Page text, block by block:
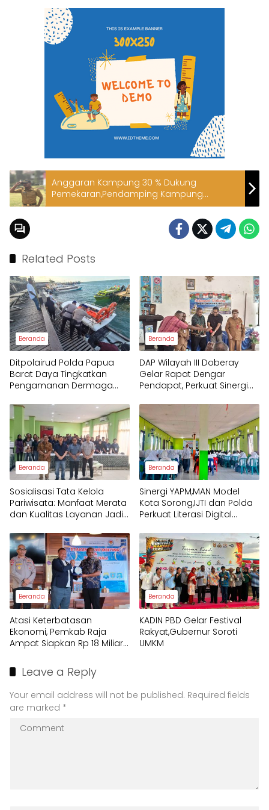
Anggaran Kampung 30 % Dukung
Pemekaran,Pendamping Kampung
Propaganda Warga Di Raja Ampat
Related Posts
Beranda
Ditpolairud Polda Papua
Barat Daya Tingkatkan
Pengamanan Dermaga
Beranda
DAP Wilayah III Doberay
Gelar Rapat Dengar
Pendapat, Perkuat Sinergi
Masyarakat Adat
Mengawal Pembangunan
Papua Barat Daya
Beranda
Sosialisasi Tata Kelola
Pariwisata: Manfaat Merata
dan Kualitas Layanan Jadi
Beranda
Sinergi YAPM,MAN Model
Kota Sorong,IJTI dan Polda
Perkuat Literasi Digital
Beranda
Atasi Keterbatasan
Ekonomi, Pemkab Raja
Ampat Siapkan Rp 18 Miliar
2026
Beranda
KADIN PBD Gelar Festival
Rakyat,Gubernur Soroti
UMKM
Leave a Reply
Your email address will not be published. Required fields
are marked *